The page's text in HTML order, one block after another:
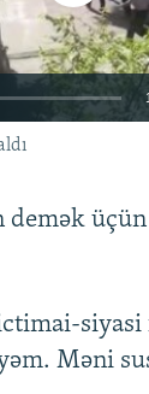
KITABXANASI
TELEFONUNUZDA
demək
siyasi
Məni